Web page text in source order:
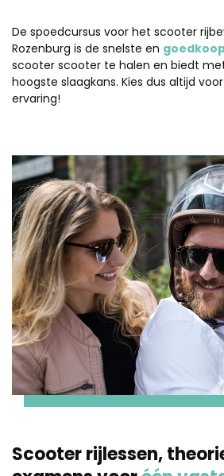
De spoedcursus voor het scooter
Rozenburg is de snelste en
scooter scooter te halen en biedt
hoogste slaagkans. Kies dus altijd
ervaring!
Scooter rijlessen,